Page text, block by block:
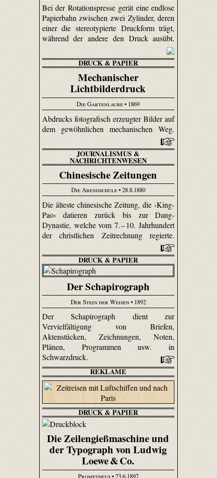
Bei der Rotationspresse gerät eine endlose
Papierbahn zwischen zwei Zylinder, deren
einer die stereotypierte Druckform trägt,
während der andere den Druck ausübt.
DRUCK & PAPIER
Mechanischer
Lichtbilderdruck
Die Gartenlaube• 1869
Abdrucks fotografisch erzeugter Bilder auf
dem gewöhnlichen mechanischen Weg.
JOURNALISMUS &
NACHRICHTENWESEN
Chinesische Zeitungen
Die Abendschule• 28.8.1880
Die älteste chinesische Zeitung, die ›King-
Pao‹ datieren zurück bis zur Dang-
Dynastie, welche vom 7. – 10. Jahrhundert
der christlichen Zeitrechnung regierte.
DRUCK & PAPIER
Der Schapirograph
Der Stein der Weisen• 1892
Der Schapirograph dient zur
Vervielfältigung von Briefen,
Aktenstücken, Zeichnungen, Noten,
Plänen, Programmen usw. in
Schwarzdruck.
REKLAME
DRUCK & PAPIER
Die Zeilengießmaschine und
der Typograph von Ludwig
Loewe & Co.
Prometheus• 23.6.1897